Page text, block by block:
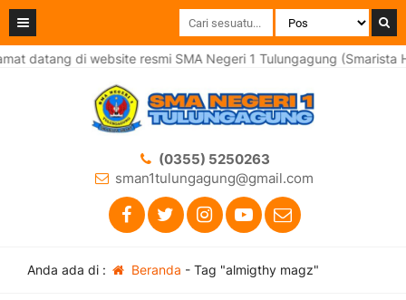
datang di website resmi SMA Negeri 1 Tulungagung (Smarista
(0355) 5250263
sman1tulungagung@gmail.com
Anda ada di : Beranda - Tag "almigthy magz"